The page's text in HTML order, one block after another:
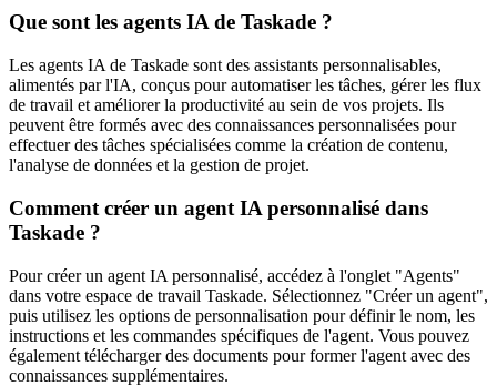
Que sont les agents IA de Taskade ?
Les agents IA de Taskade sont des assistants personnalisables,
alimentés par l'IA, conçus pour automatiser les tâches, gérer les flux
de travail et améliorer la productivité au sein de vos projets. Ils
peuvent être formés avec des connaissances personnalisées pour
effectuer des tâches spécialisées comme la création de contenu,
l'analyse de données et la gestion de projet.
Comment créer un agent IA personnalisé dans
Taskade ?
Pour créer un agent IA personnalisé, accédez à l'onglet "Agents"
dans votre espace de travail Taskade. Sélectionnez "Créer un agent",
puis utilisez les options de personnalisation pour définir le nom, les
instructions et les commandes spécifiques de l'agent. Vous pouvez
également télécharger des documents pour former l'agent avec des
connaissances supplémentaires.